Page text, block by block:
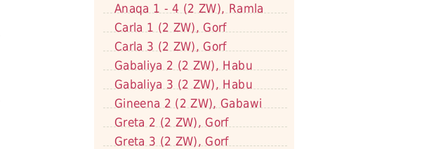
Anaqa 1 - 4 (2 ZW), Ramla
Carla 1 (2 ZW), Gorf
Carla 3 (2 ZW), Gorf
Gabaliya 2 (2 ZW), Habu
Gabaliya 3 (2 ZW), Habu
Gineena 2 (2 ZW), Gabawi
Greta 2 (2 ZW), Gorf
Greta 3 (2 ZW), Gorf